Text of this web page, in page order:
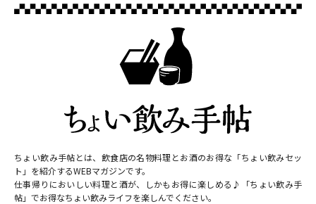
ちょい飲み手帖とは、飲食店の名物料理とお酒のお得な「ちょい飲みセッ
ト」を紹介するWEBマガジンです。
仕事帰りにおいしい料理と酒が、しかもお得に楽しめる♪「ちょい飲み手
帖」でお得なちょい飲みライフを楽しんでください。